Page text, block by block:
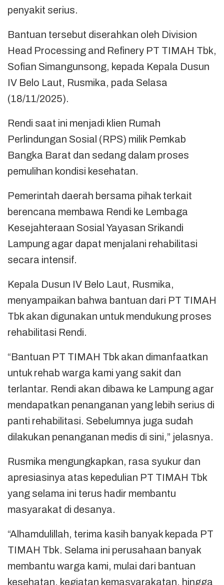
penyakit serius.
Bantuan tersebut diserahkan oleh Division
Head Processing and Refinery PT TIMAH Tbk,
Sofian Simangunsong, kepada Kepala Dusun
IV Belo Laut, Rusmika, pada Selasa
(18/11/2025).
Rendi saat ini menjadi klien Rumah
Perlindungan Sosial (RPS) milik Pemkab
Bangka Barat dan sedang dalam proses
pemulihan kondisi kesehatan.
Pemerintah daerah bersama pihak terkait
berencana membawa Rendi ke Lembaga
Kesejahteraan Sosial Yayasan Srikandi
Lampung agar dapat menjalani rehabilitasi
secara intensif.
Kepala Dusun IV Belo Laut, Rusmika,
menyampaikan bahwa bantuan dari PT TIMAH
Tbk akan digunakan untuk mendukung proses
rehabilitasi Rendi.
“Bantuan PT TIMAH Tbk akan dimanfaatkan
untuk rehab warga kami yang sakit dan
terlantar. Rendi akan dibawa ke Lampung agar
mendapatkan penanganan yang lebih serius di
panti rehabilitasi. Sebelumnya juga sudah
dilakukan penanganan medis di sini,” jelasnya.
Rusmika mengungkapkan, rasa syukur dan
apresiasinya atas kepedulian PT TIMAH Tbk
yang selama ini terus hadir membantu
masyarakat di desanya.
“Alhamdulillah, terima kasih banyak kepada PT
TIMAH Tbk. Selama ini perusahaan banyak
membantu warga kami, mulai dari bantuan
kesehatan, kegiatan kemasyarakatan, hingga